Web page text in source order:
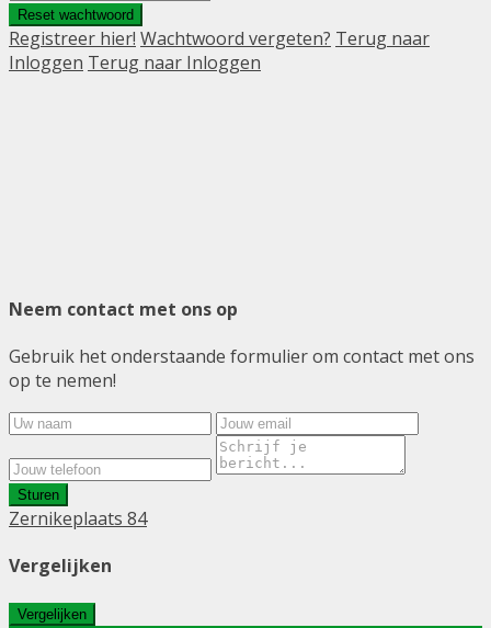
Reset wachtwoord
Registreer hier! Wachtwoord vergeten? Terug naar
Inloggen Terug naar Inloggen
Neem contact met ons op
Gebruik het onderstaande formulier om contact met ons
op te nemen!
Sturen
Zernikeplaats 84
Vergelijken
Vergelijken